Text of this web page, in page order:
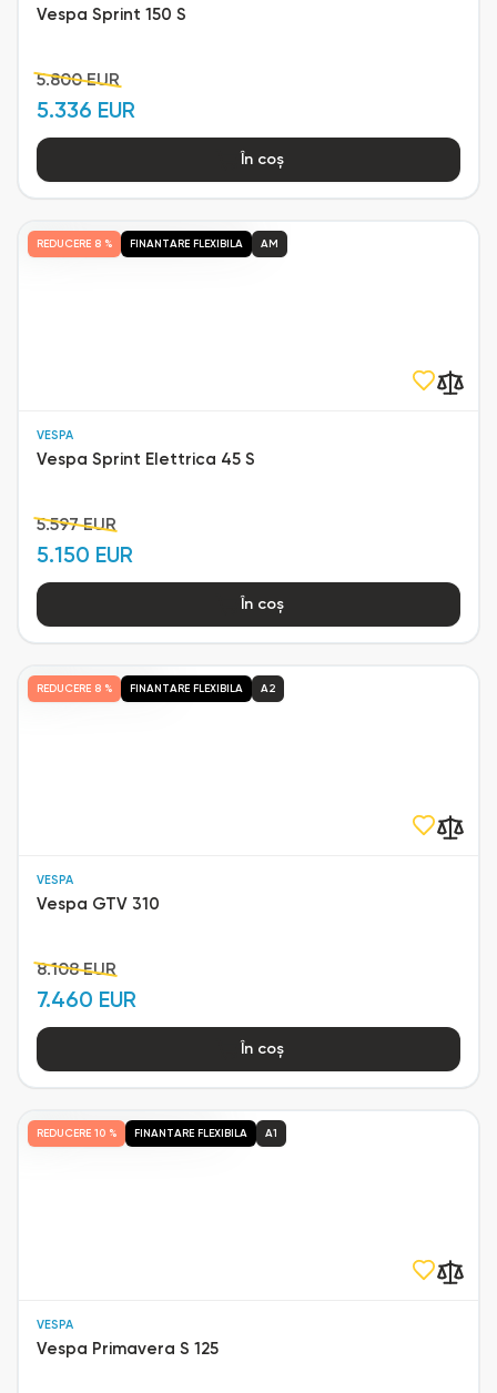
Vespa Sprint 150 S
5.800 EUR
5.336 EUR
În coș
VESPA
Vespa Sprint Elettrica 45 S
5.597 EUR
5.150 EUR
REDUCERE 8 % FINANTARE FLEXIBILA AM
În coș
VESPA
Vespa GTV 310
8.108 EUR
7.460 EUR
REDUCERE 8 % FINANTARE FLEXIBILA A2
În coș
VESPA
Vespa Primavera S 125
REDUCERE 10 % FINANTARE FLEXIBILA A1